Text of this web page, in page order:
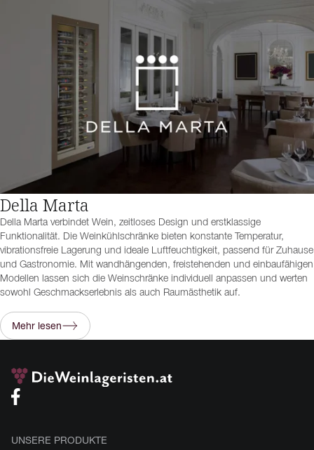
Della Marta
Della Marta verbindet Wein, zeitloses Design und erstklassige
Funktionalität. Die Weinkühlschränke bieten konstante Temperatur,
vibrationsfreie Lagerung und ideale Luftfeuchtigkeit, passend für Zuhause
und Gastronomie. Mit wandhängenden, freistehenden und einbaufähigen
Modellen lassen sich die Weinschränke individuell anpassen und werten
sowohl Geschmackserlebnis als auch Raumästhetik auf.
Mehr lesen
UNSERE PRODUKTE